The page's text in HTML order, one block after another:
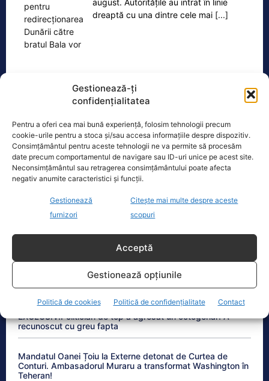
Gestionează-ți
confidențialitatea
Pentru a oferi cea mai bună experiență, folosim tehnologii precum
cookie-urile pentru a stoca și/sau accesa informațiile despre dispozitiv.
Consimțământul pentru aceste tehnologii ne va permite să procesăm
date precum comportamentul de navigare sau ID-uri unice pe acest site.
Neconsimțământul sau retragerea consimțământului poate afecta
negativ anumite caracteristici și funcții.
Gestionează
furnizori
Citește mai multe despre aceste
scopuri
Acceptă
Gestionează opțiunile
Politică de cookies Politică de confidențialitate Contact
dreaptă cu una dintre cele mai [...]
Ultimele știri
Diana Șoșoacă, acuzată de trădare. Plângere penală
la ÎCCJ
Veterinar reținut pentru uciderea ilegală a câinilor.
Fiul primarului din Berchișești ar fi eutanasiat sute
Primul tren PESA a intrar pe ruta București-Brașov,
Anchetele Lumea Politică
EXCLUSIV.Politician de top a agresat un octogenar! A
recunoscut cu greu fapta
Mandatul Oanei Țoiu la Externe detonat de Curtea de
Conturi. Ambasadorul Muraru a transformat Washington în
Teheran!